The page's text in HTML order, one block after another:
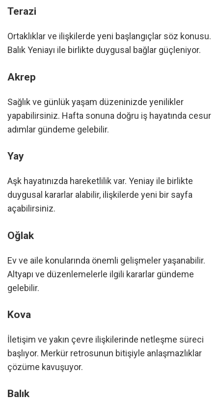
Terazi
Ortaklıklar ve ilişkilerde yeni başlangıçlar söz konusu.
Balık Yeniayı ile birlikte duygusal bağlar güçleniyor.
Akrep
Sağlık ve günlük yaşam düzeninizde yenilikler
yapabilirsiniz. Hafta sonuna doğru iş hayatında cesur
adımlar gündeme gelebilir.
Yay
Aşk hayatınızda hareketlilik var. Yeniay ile birlikte
duygusal kararlar alabilir, ilişkilerde yeni bir sayfa
açabilirsiniz.
Oğlak
Ev ve aile konularında önemli gelişmeler yaşanabilir.
Altyapı ve düzenlemelerle ilgili kararlar gündeme
gelebilir.
Kova
İletişim ve yakın çevre ilişkilerinde netleşme süreci
başlıyor. Merkür retrosunun bitişiyle anlaşmazlıklar
çözüme kavuşuyor.
Balık